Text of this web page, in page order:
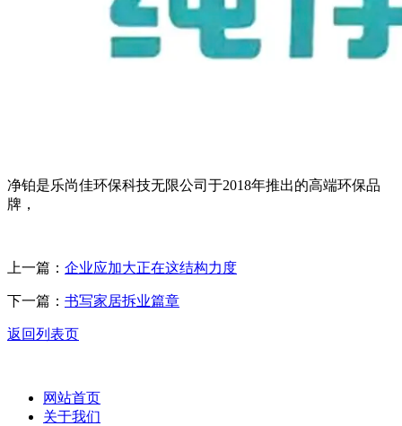
净铂是乐尚佳环保科技无限公司于2018年推出的高端环保品
牌，
上一篇： 企业应加大正在这结构力度
下一篇： 书写家居拆业篇章
返回列表页
网站首页
关于我们